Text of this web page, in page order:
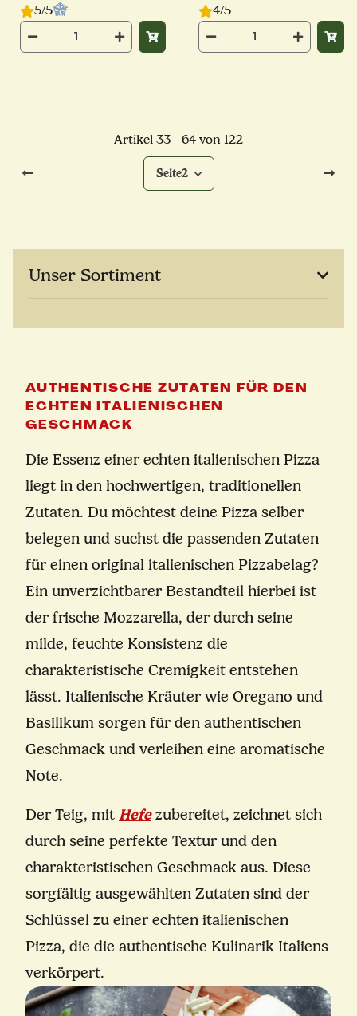
5/5 4/5
Artikel 33 - 64 von 122
Seite2
Unser Sortiment
AUTHENTISCHE ZUTATEN FÜR DEN
ECHTEN ITALIENISCHEN
GESCHMACK
Die Essenz einer echten italienischen Pizza
liegt in den hochwertigen, traditionellen
Zutaten. Du möchtest deine Pizza selber
belegen und suchst die passenden Zutaten
für einen original italienischen Pizzabelag?
Ein unverzichtbarer Bestandteil hierbei ist
der frische Mozzarella, der durch seine
milde, feuchte Konsistenz die
charakteristische Cremigkeit entstehen
lässt. Italienische Kräuter wie Oregano und
Basilikum sorgen für den authentischen
Geschmack und verleihen eine aromatische
Note.
Der Teig, mit Hefezubereitet, zeichnet sich
durch seine perfekte Textur und den
charakteristischen Geschmack aus. Diese
sorgfältig ausgewählten Zutaten sind der
Schlüssel zu einer echten italienischen
Pizza, die die authentische Kulinarik Italiens
verkörpert.